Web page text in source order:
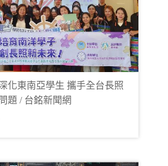
化東南亞學生 攜手全台長照
題 / 台銘新聞網